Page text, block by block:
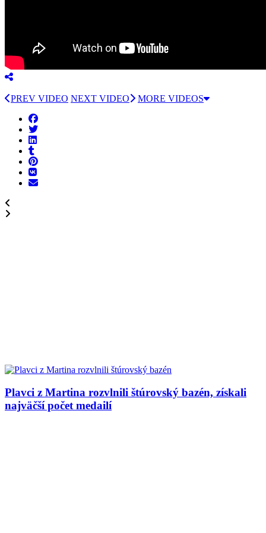
PREV VIDEO NEXT VIDEO MORE VIDEOS
Plavci z Martina rozvlnili štúrovský bazén, získali
najväčší počet medailí